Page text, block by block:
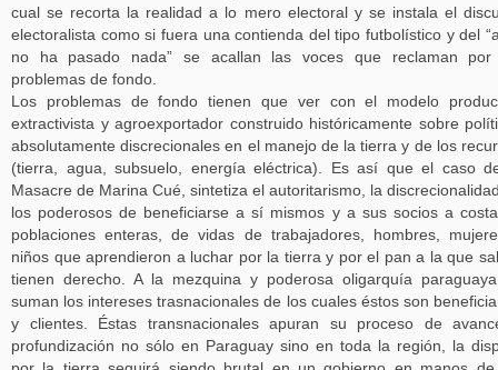
cual se recorta la realidad a lo mero electoral y se instala el
electoralista como si fuera una contienda del tipo futbolístico y del
no ha pasado nada” se acallan las voces que reclaman por
problemas de fondo.
Los problemas de fondo tienen que ver con el modelo
extractivista y agroexportador construido históricamente sobre
absolutamente discrecionales en el manejo de la tierra y de los
(tierra, agua, subsuelo, energía eléctrica). Es así que el caso
Masacre de Marina Cué, sintetiza el autoritarismo, la
los poderosos de beneficiarse a sí mismos y a sus socios a
poblaciones enteras, de vidas de trabajadores, hombres,
niños que aprendieron a luchar por la tierra y por el pan a la que
tienen derecho. A la mezquina y poderosa oligarquía
suman los intereses trasnacionales de los cuales éstos son
y clientes. Éstas transnacionales apuran su proceso de
profundización no sólo en Paraguay sino en toda la región, la